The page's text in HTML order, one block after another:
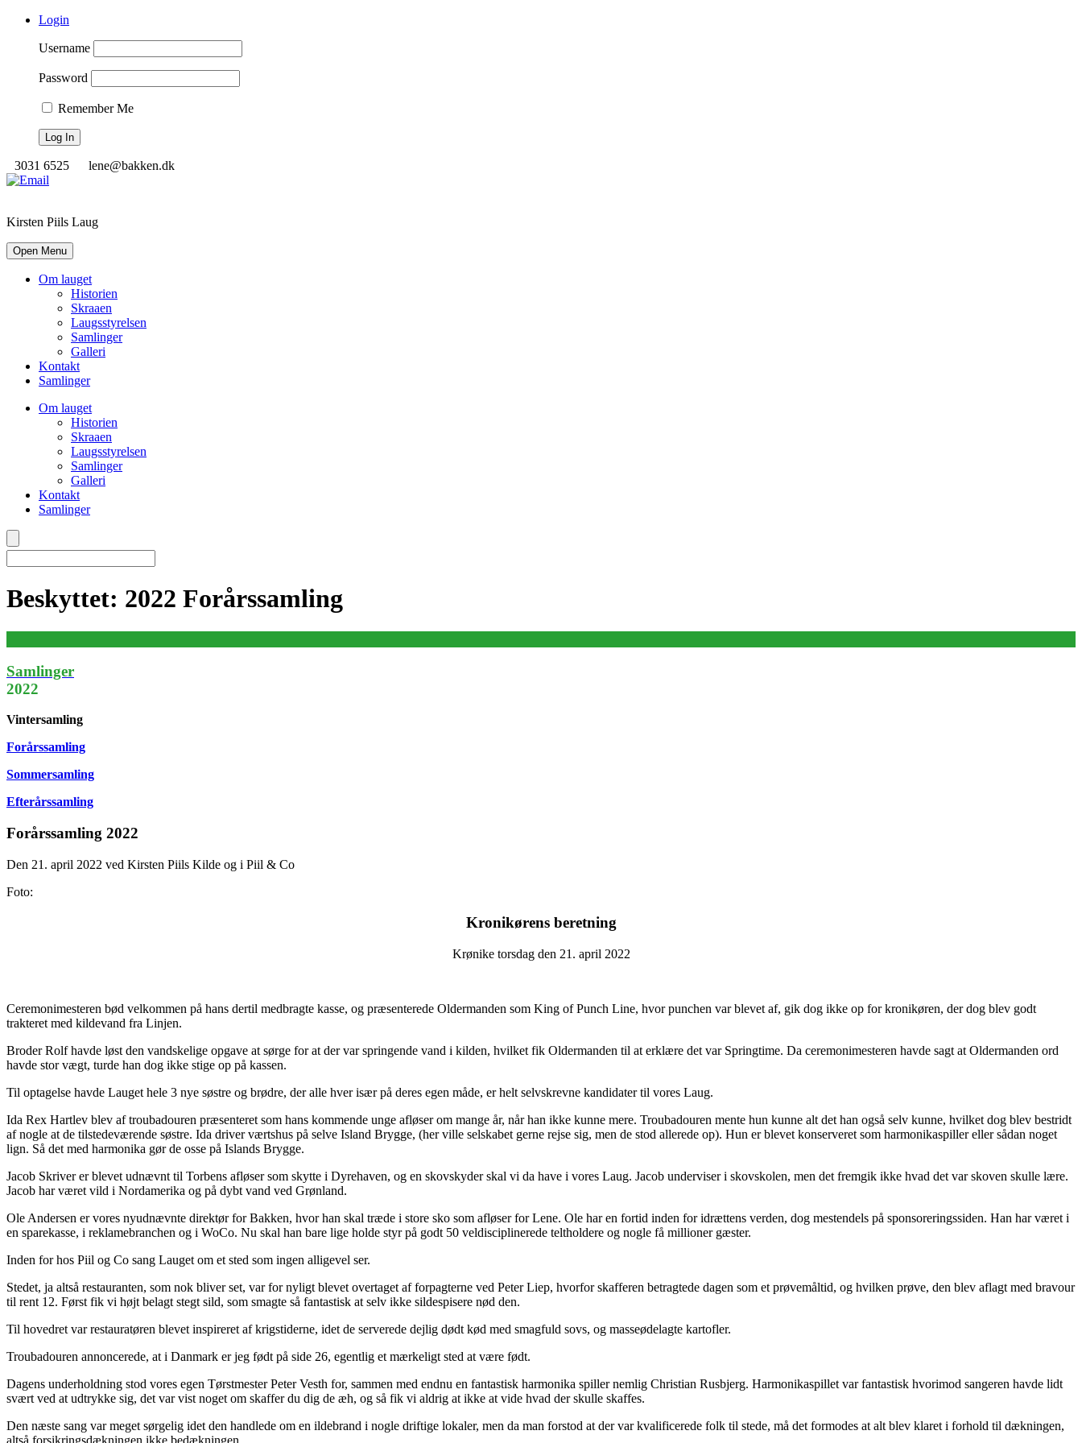
Login
Username
Password
Remember Me
3031 6525 lene@bakken.dk
Kirsten Piils Laug
Open Menu
Om lauget
Historien
Skraaen
Laugsstyrelsen
Samlinger
Galleri
Kontakt
Samlinger
Om lauget
Historien
Skraaen
Laugsstyrelsen
Samlinger
Galleri
Kontakt
Samlinger
Beskyttet: 2022 Forårssamling
Samlinger
2022
Vintersamling
Forårssamling
Sommersamling
Efterårssamling
Forårssamling 2022
Den 21. april 2022 ved Kirsten Piils Kilde og i Piil & Co
Foto:
Kronikørens beretning
Krønike torsdag den 21. april 2022
Ceremonimesteren bød velkommen på hans dertil medbragte kasse, og præsenterede Oldermanden som King of Punch Line, hvor punchen var blevet af, gik dog ikke op for kronikøren, der dog blev godt
trakteret med kildevand fra Linjen.
Broder Rolf havde løst den vandskelige opgave at sørge for at der var springende vand i kilden, hvilket fik Oldermanden til at erklære det var Springtime. Da ceremonimesteren havde sagt at Oldermanden ord
havde stor vægt, turde han dog ikke stige op på kassen.
Til optagelse havde Lauget hele 3 nye søstre og brødre, der alle hver især på deres egen måde, er helt selvskrevne kandidater til vores Laug.
Ida Rex Hartlev blev af troubadouren præsenteret som hans kommende unge afløser om mange år, når han ikke kunne mere. Troubadouren mente hun kunne alt det han også selv kunne, hvilket dog blev bestridt
af nogle at de tilstedeværende søstre. Ida driver værtshus på selve Island Brygge, (her ville selskabet gerne rejse sig, men de stod allerede op). Hun er blevet konserveret som harmonikaspiller eller sådan noget
lign. Så det med harmonika gør de osse på Islands Brygge.
Jacob Skriver er blevet udnævnt til Torbens afløser som skytte i Dyrehaven, og en skovskyder skal vi da have i vores Laug. Jacob underviser i skovskolen, men det fremgik ikke hvad det var skoven skulle lære.
Jacob har været vild i Nordamerika og på dybt vand ved Grønland.
Ole Andersen er vores nyudnævnte direktør for Bakken, hvor han skal træde i store sko som afløser for Lene. Ole har en fortid inden for idrættens verden, dog mestendels på sponsoreringssiden. Han har været i
en sparekasse, i reklamebranchen og i WoCo. Nu skal han bare lige holde styr på godt 50 veldisciplinerede teltholdere og nogle få millioner gæster.
Inden for hos Piil og Co sang Lauget om et sted som ingen alligevel ser.
Stedet, ja altså restauranten, som nok bliver set, var for nyligt blevet overtaget af forpagterne ved Peter Liep, hvorfor skafferen betragtede dagen som et prøvemåltid, og hvilken prøve, den blev aflagt med bravour
til rent 12. Først fik vi højt belagt stegt sild, som smagte så fantastisk at selv ikke sildespisere nød den.
Til hovedret var restauratøren blevet inspireret af krigstiderne, idet de serverede dejlig dødt kød med smagfuld sovs, og masseødelagte kartofler.
Troubadouren annoncerede, at i Danmark er jeg født på side 26, egentlig et mærkeligt sted at være født.
Dagens underholdning stod vores egen Tørstmester Peter Vesth for, sammen med endnu en fantastisk harmonika spiller nemlig Christian Rusbjerg. Harmonikaspillet var fantastisk hvorimod sangeren havde lidt
svært ved at udtrykke sig, det var vist noget om skaffer du dig de æh, og så fik vi aldrig at ikke at vide hvad der skulle skaffes.
Den næste sang var meget sørgelig idet den handlede om en ildebrand i nogle driftige lokaler, men da man forstod at der var kvalificerede folk til stede, må det formodes at alt blev klaret i forhold til dækningen,